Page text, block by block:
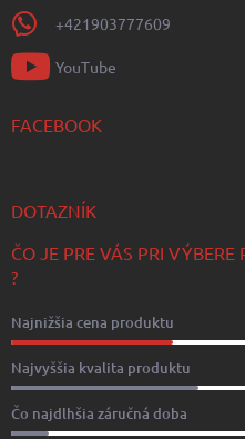
+421903777609
YouTube
FACEBOOK
DOTAZNÍK
ČO JE PRE VÁS PRI
?
Najnižšia cena produktu
Najvyššia kvalita produktu
Čo najdlhšia záručná doba